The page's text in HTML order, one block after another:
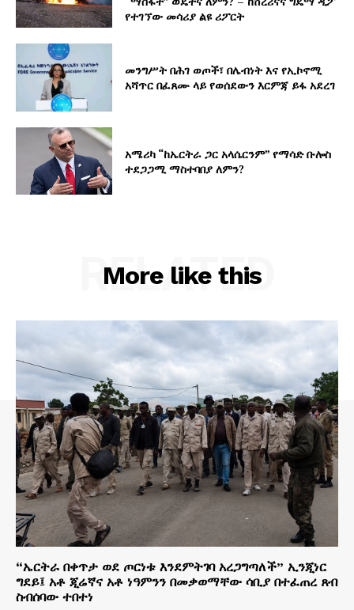
የተገኘው መሳሪያ ልዩ ሪፖርት
መንግሥት በሕገ ወጦች፣ በሌብነት እና የኢኮኖሚ
አሻጥር በፈጸሙ ላይ የወሰደውን እርምጃ ይፋ አደረገ
አሜሪካ “ከኤርትራ ጋር አላሴርንም” የማሳድ ቡሎስ
ተደጋጋሚ ማስተባበያ ለምን?
More like this
RELATED
“ኤርትራ በቀጥታ ወደ ጦርነቱ እንደምትገባ አረጋግጣለች” ኢንጂነር
ግደይ፤ አቶ ጂሬኛና አቶ ነዓምንን በመቃወማቸው ሳቢያ በተፈጠረ ጸብ
ስብሰባው ተበተነ